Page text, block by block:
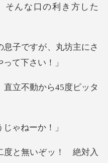
そんな口
子ですが、丸坊主にさ
直立不動から45度
度と無いぞッ！